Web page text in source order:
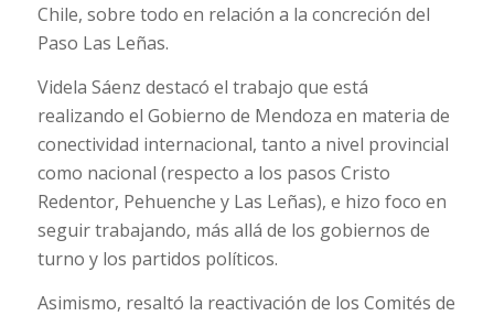
Chile, sobre todo en relación a la concreción del
Paso Las Leñas.
Videla Sáenz destacó el trabajo que está
realizando el Gobierno de Mendoza en materia de
conectividad internacional, tanto a nivel provincial
como nacional (respecto a los pasos Cristo
Redentor, Pehuenche y Las Leñas), e hizo foco en
seguir trabajando, más allá de los gobiernos de
turno y los partidos políticos.
Asimismo, resaltó la reactivación de los Comités de